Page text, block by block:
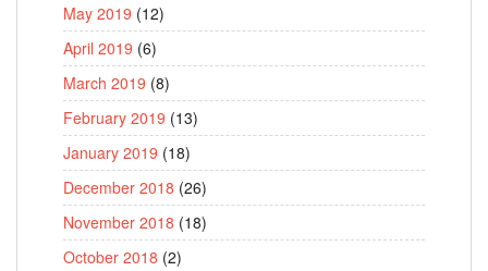
May 2019 (12)
April 2019 (6)
March 2019 (8)
February 2019 (13)
January 2019 (18)
December 2018 (26)
November 2018 (18)
October 2018 (2)